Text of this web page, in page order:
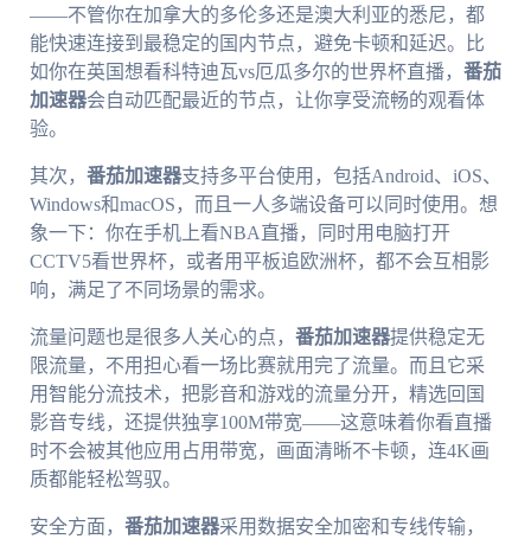
——不管你在加拿大的多伦多还是澳大利亚的悉尼，都
能快速连接到最稳定的国内节点，避免卡顿和延迟。比
如你在英国想看科特迪瓦vs厄瓜多尔的世界杯直播， 番茄
加速器会自动匹配最近的节点，让你享受流畅的观看体
验。
其次， 番茄加速器支持多平台使用，包括Android、iOS、
Windows和macOS，而且一人多端设备可以同时使用。想
象一下：你在手机上看NBA直播，同时用电脑打开
CCTV5看世界杯，或者用平板追欧洲杯，都不会互相影
响，满足了不同场景的需求。
流量问题也是很多人关心的点， 番茄加速器提供稳定无
限流量，不用担心看一场比赛就用完了流量。而且它采
用智能分流技术，把影音和游戏的流量分开，精选回国
影音专线，还提供独享100M带宽——这意味着你看直播
时不会被其他应用占用带宽，画面清晰不卡顿，连4K画
质都能轻松驾驭。
安全方面， 番茄加速器采用数据安全加密和专线传输，